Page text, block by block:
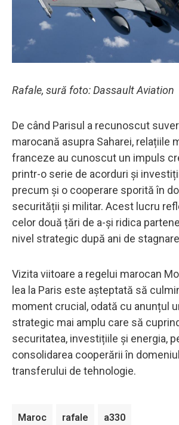
Rafale, sură foto: Dassault Aviation
De când Parisul a recunoscut
marocană asupra Saharei, relațiile
franceze au cunoscut un impuls
printr-o serie de acorduri și
precum și o cooperare sporită în
securității și militar. Acest lucru
celor două țări de a-și ridica
nivel strategic după ani de
Vizita viitoare a regelui marocan
lea la Paris este așteptată să
moment crucial, odată cu anunțul
strategic mai amplu care să
securitatea, investițiile și energia,
consolidarea cooperării în
transferului de tehnologie.
Maroc rafale a330